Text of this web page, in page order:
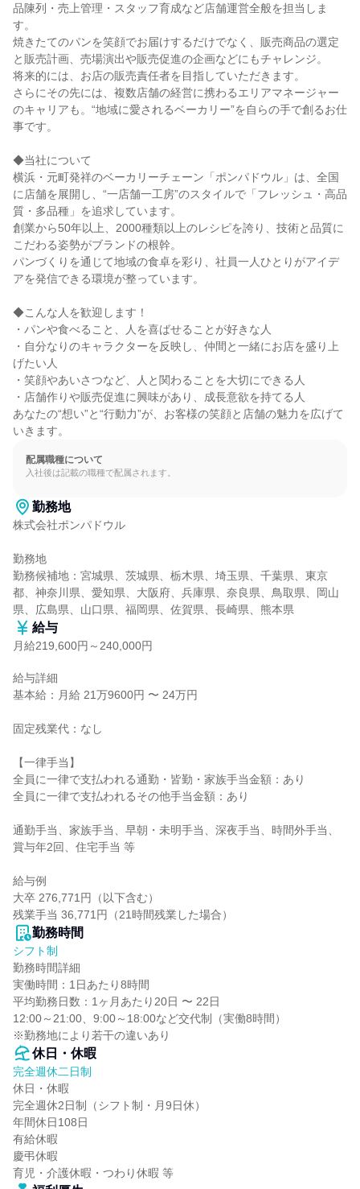
品陳列・売上管理・スタッフ育成など店舗運営全般を担当しま
す。
焼きたてのパンを笑顔でお届けするだけでなく、販売商品の選定
と販売計画、売場演出や販売促進の企画などにもチャレンジ。
将来的には、お店の販売責任者を目指していただきます。
さらにその先には、複数店舗の経営に携わるエリアマネージャー
のキャリアも。“地域に愛されるベーカリー”を自らの手で創るお仕
事です。
◆当社について
横浜・元町発祥のベーカリーチェーン「ポンパドウル」は、全国
に店舗を展開し、“一店舗一工房”のスタイルで「フレッシュ・高品
質・多品種」を追求しています。
創業から50年以上、2000種類以上のレシピを誇り、技術と品質に
こだわる姿勢がブランドの根幹。
パンづくりを通じて地域の食卓を彩り、社員一人ひとりがアイデ
アを発信できる環境が整っています。
◆こんな人を歓迎します！
・パンや食べること、人を喜ばせることが好きな人
・自分なりのキャラクターを反映し、仲間と一緒にお店を盛り上
げたい人
・笑顔やあいさつなど、人と関わることを大切にできる人
・店舗作りや販売促進に興味があり、成長意欲を持てる人
あなたの“想い”と“行動力”が、お客様の笑顔と店舗の魅力を広げて
いきます。
配属職種について
入社後は記載の職種で配属されます。
勤務地
株式会社ポンパドウル
勤務地
勤務候補地：宮城県、茨城県、栃木県、埼玉県、千葉県、東京
都、神奈川県、愛知県、大阪府、兵庫県、奈良県、鳥取県、岡山
県、広島県、山口県、福岡県、佐賀県、長崎県、熊本県
給与
月給219,600円～240,000円
給与詳細
基本給：月給 21万9600円 〜 24万円
固定残業代：なし
【一律手当】
全員に一律で支払われる通勤・皆勤・家族手当金額：あり
全員に一律で支払われるその他手当金額：あり
通勤手当、家族手当、早朝・未明手当、深夜手当、時間外手当、
賞与年2回、住宅手当 等
給与例
大卒 276,771円（以下含む）
残業手当 36,771円（21時間残業した場合）
勤務時間
シフト制
勤務時間詳細
実働時間：1日あたり8時間
平均勤務日数：1ヶ月あたり20日 〜 22日
12:00～21:00、9:00～18:00など交代制（実働8時間）
※勤務地により若干の違いあり
休日・休暇
完全週休二日制
休日・休暇
完全週休2日制（シフト制・月9日休）
年間休日108日
有給休暇
慶弔休暇
育児・介護休暇・つわり休暇 等